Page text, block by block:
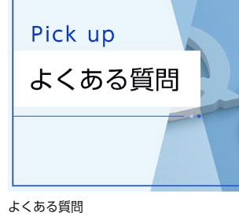
よくある質問